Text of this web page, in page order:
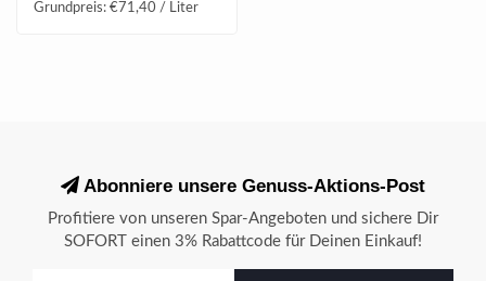
Grundpreis: €71,40 / Liter
Abonniere unsere Genuss-Aktions-Post
Profitiere von unseren Spar-Angeboten und sichere Dir
SOFORT einen 3% Rabattcode für Deinen Einkauf!